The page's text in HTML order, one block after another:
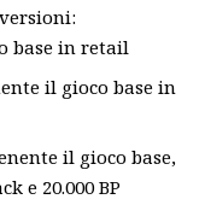
base in retail
il gioco base in
il gioco base,
e 20.000 BP